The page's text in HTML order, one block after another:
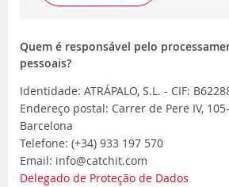
Quem é responsável pelo
pessoais?
Identidade: ATRÁPALO, S.L. - CIF:
Endereço postal: Carrer de Pere IV,
Barcelona
Telefone: (+34) 933 197 570
Email: info@catchit.com
Delegado de Proteção de Dados